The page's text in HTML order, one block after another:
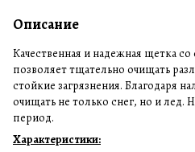
Описание
Качественная и надежная щетка
позволяет тщательно очищать
стойкие загрязнения. Благодаря
очищать не только снег, но и лед.
период.
Характеристики: